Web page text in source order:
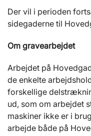
Der vil i perioden
sidegaderne til
Om gravearbejdet
Arbejdet på
de enkelte
forskellige
ud, som om arbejdet
maskiner ikke er i
arbejde både på